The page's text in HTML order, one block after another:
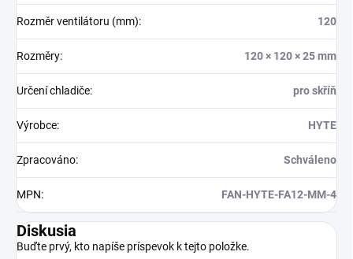
Rozměr ventilátoru (mm): 120
Rozměry: 120 × 120 × 25 mm
Určení chladiče: pro skříň
Výrobce: HYTE
Zpracováno: Schváleno
MPN: FAN-HYTE-FA12-MM-4
Diskusia
Buďte prvý, kto napíše príspevok k tejto položke.